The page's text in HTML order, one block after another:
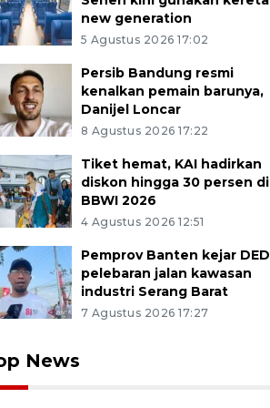
new generation
5 Agustus 2026 17:02
Persib Bandung resmi
kenalkan pemain barunya,
Danijel Loncar
8 Agustus 2026 17:22
Tiket hemat, KAI hadirkan
diskon hingga 30 persen di
BBWI 2026
4 Agustus 2026 12:51
Pemprov Banten kejar DED
pelebaran jalan kawasan
industri Serang Barat
7 Agustus 2026 17:27
News